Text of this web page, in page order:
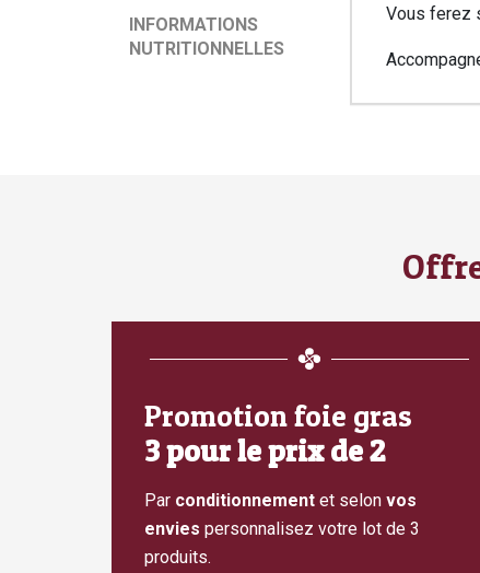
INFORMATIONS
NUTRITIONNELLES
Vous ferez
Promotion foie gras
3 pour le prix de 2
Par conditionnement et selon vos
envies personnalisez votre lot de 3
produits.